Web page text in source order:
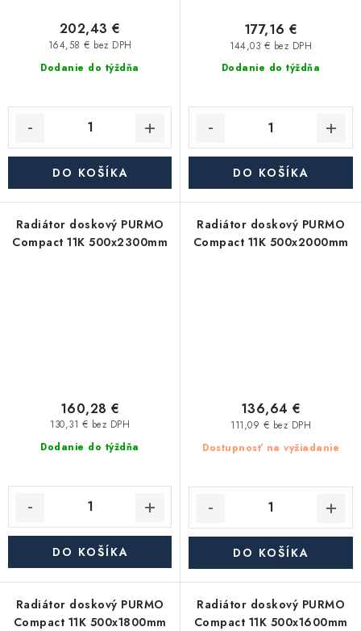
Dodanie do týždňa
164,58 € bez DPH
202,43 €
DO KOŠÍKA
Dodanie do týždňa
144,03 € bez DPH
177,16 €
DO KOŠÍKA
Radiátor doskový PURMO
Compact 11K 500x2300mm
Dodanie do týždňa
130,31 € bez DPH
160,28 €
DO KOŠÍKA
Radiátor doskový PURMO
Compact 11K 500x2000mm
Dostupnosť na vyžiadanie
111,09 € bez DPH
136,64 €
DO KOŠÍKA
Radiátor doskový PURMO
Compact 11K 500x1800mm
Radiátor doskový PURMO
Compact 11K 500x1600mm